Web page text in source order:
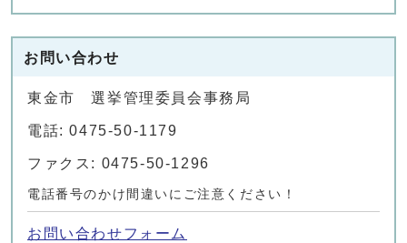
お問い合わせ
東金市 選挙管理委員会事務局
電話: 0475-50-1179
ファクス: 0475-50-1296
電話番号のかけ間違いにご注意ください！
お問い合わせフォーム